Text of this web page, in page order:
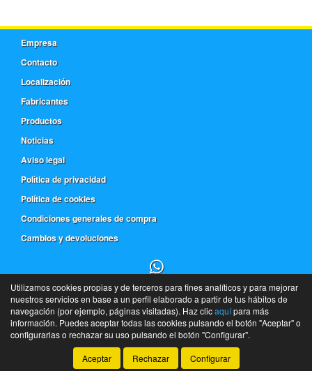
Empresa
Contacto
Localización
Fabricantes
Productos
Noticias
Aviso legal
Política de privacidad
Política de cookies
Condiciones generales de compra
Cambios y devoluciones
91 543 18 63
De l a V de 9h a 14h y de 16h a 20h - S 9h a 14h
©Frera- 2026 -Tienda online de recambios de Gira
Utilizamos cookies propias y de terceros para fines analíticos y para mejorar
nuestros servicios en base a un perfil elaborado a partir de tus hábitos de
navegación (por ejemplo, páginas visitadas). Haz clicaquípara más
información. Puedes aceptar todas las cookies pulsando el botón "Aceptar" o
configurarlas o rechazar su uso pulsando el botón "Configurar".
Aceptar
Rechazar Configurar